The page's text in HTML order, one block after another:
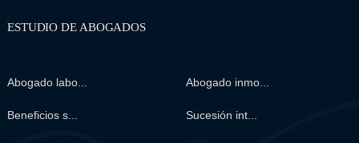
ESTUDIO DE ABOGADOS
Abogado labo... Abogado inmo...
Beneficios s... Sucesión int...